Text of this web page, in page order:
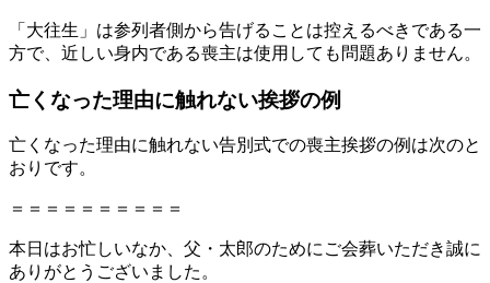
「大往生」は参列者側から告げることは控えるべきである一
方で、近しい身内である喪主は使用しても問題ありません。
亡くなった理由に触れない挨拶の例
亡くなった理由に触れない告別式での喪主挨拶の例は次のと
おりです。
＝＝＝＝＝＝＝＝＝＝
本日はお忙しいなか、父・太郎のためにご会葬いただき誠に
ありがとうございました。